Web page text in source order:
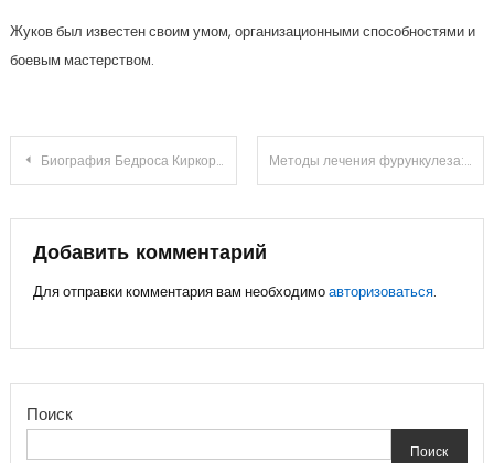
Жуков был известен своим умом, организационными способностями и
боевым мастерством.
Навигация
по
записям
Биография Бедроса Киркорова на Википедии — личная жизнь, карьера, достижения Методы лечения фурункулеза: обзор популярных средств
Добавить комментарий
Для отправки комментария вам необходимоавторизоваться.
Поиск
Поиск